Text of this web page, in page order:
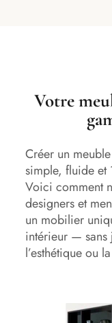
Votre
Créer un
simple, fluide et
Voici comment
designers et
un mobilier
intérieur — sans
l’esthétique ou